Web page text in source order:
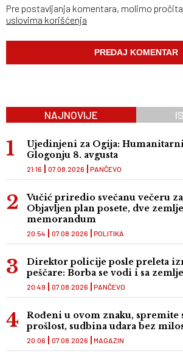
Pre postavljanja komentara, molimo
uslovima korišćenja
NAJNOVIJE
Ujedinjeni za Ogija:
Glogonju 8. avgusta
PANČEVO
21:16 07.08.2026
Vučić priredio svečanu večeru
Objavljen plan posete, dve
memorandum
POLITIKA
20:54 07.08.2026
Direktor policije posle preleta
peščare: Borba se vodi i sa
PANČEVO
20:49 07.08.2026
Rođeni u ovom znaku, spremite
prošlost, sudbina udara bez
MAGAZIN
20:06 07.08.2026